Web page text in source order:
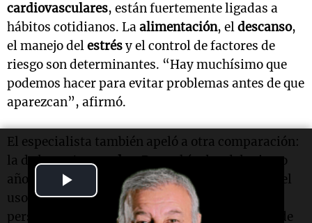
Video
cardiovasculares, están fuertemente ligadas a
hábitos cotidianos. Laalimentación, eldescanso,
el manejo delestrésy el control de factores de
riesgo son determinantes. “Hay muchísimo que
podemos hacer para evitar problemas antes de que
aparezcan”, afirmó.
El especialista también apeló a otra comparación:
la de losautos usados. Dos vehículos del mismo
año pueden tener estados muy distintos según el
uso que hayan tenido. Lo mismo ocurre con las
personas. “No envejecemos todos igual, depende